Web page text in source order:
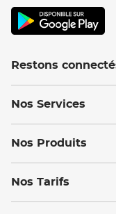
Restons
Nos Services
Nos Produits
Nos Tarifs